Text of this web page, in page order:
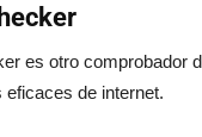
es otro comprobador
eficaces de internet.